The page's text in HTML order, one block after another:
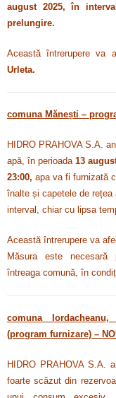
august 2025, în
prelungire.
Această întrerupere va
Urleta.
comuna Mănești –
HIDRO PRAHOVA S.A.
apă, în perioada 13
23:00, apa va fi furnizată
înalte și capetele de
interval, chiar cu lipsa
Această întrerupere va
Măsura este necesară
întreaga comună, în
comuna
(program furnizare) –
HIDRO PRAHOVA S.A.
foarte scăzut din